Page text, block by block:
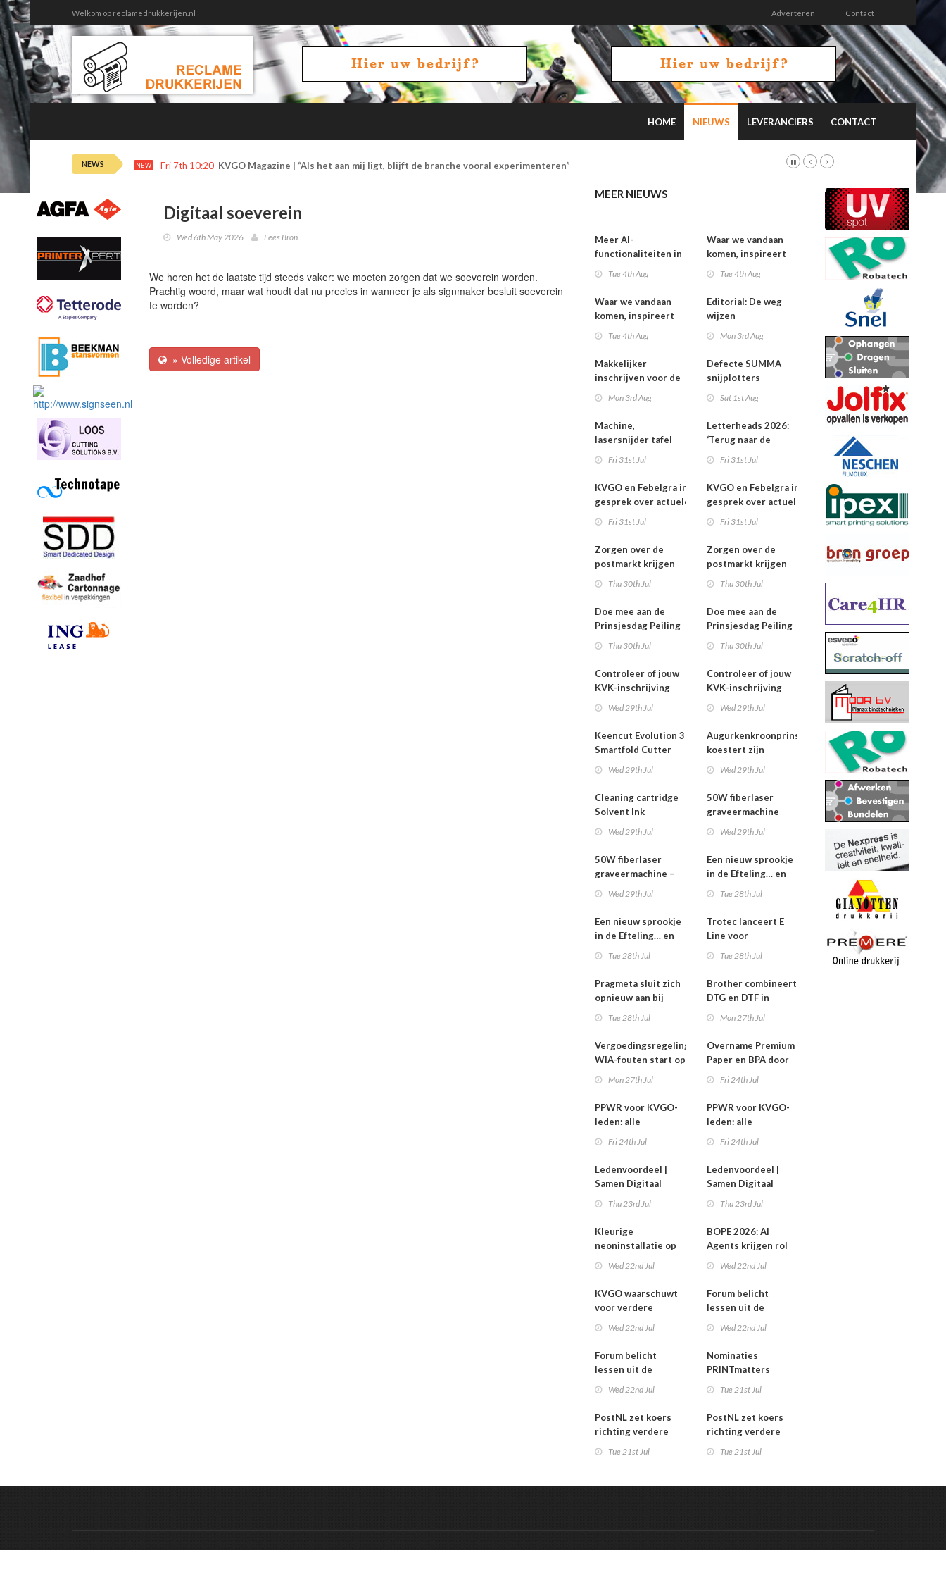
Welkom op reclamedrukkerijen.nl Adverteren Contact
HOME NIEUWS LEVERANCIERS CONTACT
NEWS NEW Fri 7th 10:20 KVGO Magazine | “Als het aan mij ligt, blijft de branche vooral experimenteren”
Digitaal soeverein
Wed 6th May 2026 Lees Bron
We horen het de laatste tijd steeds vaker: we moeten zorgen dat we soeverein worden.
Prachtig woord, maar wat houdt dat nu precies in wanneer je als signmaker besluit soeverein
te worden?
» Volledige artikel
MEER NIEUWS
Meer AI-
functionaliteiten in
Tue 4th Aug
Waar we vandaan
komen, inspireert
Tue 4th Aug
Makkelijker
inschrijven voor de
Mon 3rd Aug
Machine,
lasersnijder tafel
Fri 31st Jul
KVGO en Febelgra in
gesprek over actuele
Fri 31st Jul
Zorgen over de
postmarkt krijgen
Thu 30th Jul
Doe mee aan de
Prinsjesdag Peiling
Thu 30th Jul
Controleer of jouw
KVK-inschrijving
Wed 29th Jul
Keencut Evolution 3
Smartfold Cutter
Wed 29th Jul
Cleaning cartridge
Solvent Ink
Wed 29th Jul
50W fiberlaser
graveermachine –
Wed 29th Jul
Een nieuw sprookje
in de Efteling… en
Tue 28th Jul
Pragmeta sluit zich
opnieuw aan bij
Tue 28th Jul
Vergoedingsregeling
WIA-fouten start op
Mon 27th Jul
PPWR voor KVGO-
leden: alle
webinar
overzichtelijk op
Fri 24th Jul
Ledenvoordeel |
Samen Digitaal
Thu 23rd Jul
Kleurige
neoninstallatie op
Wed 22nd Jul
KVGO waarschuwt
voor verdere
Wed 22nd Jul
Forum belicht
lessen uit de
carrièreswitches
Wed 22nd Jul
PostNL zet koers
richting verdere
betalen de rekening
Tue 21st Jul
Waar we vandaan
komen, inspireert
Tue 4th Aug
Editorial: De weg
wijzen
Mon 3rd Aug
Defecte SUMMA
snijplotters
Sat 1st Aug
Letterheads 2026:
‘Terug naar de
Fri 31st Jul
KVGO en Febelgra in
gesprek over actuele
Fri 31st Jul
Zorgen over de
postmarkt krijgen
Thu 30th Jul
Doe mee aan de
Prinsjesdag Peiling
Thu 30th Jul
Controleer of jouw
KVK-inschrijving
Wed 29th Jul
Augurkenkroonprins
koestert zijn
Wed 29th Jul
50W fiberlaser
graveermachine
Wed 29th Jul
Een nieuw sprookje
in de Efteling… en
Tue 28th Jul
Trotec lanceert E
Line voor
sign en display
Tue 28th Jul
Brother combineert
DTG en DTF in
Mon 27th Jul
Overname Premium
Paper en BPA door
Fri 24th Jul
PPWR voor KVGO-
leden: alle
webinar
overzichtelijk op
Fri 24th Jul
Ledenvoordeel |
Samen Digitaal
Thu 23rd Jul
BOPE 2026: AI
Agents krijgen rol
Wed 22nd Jul
Forum belicht
lessen uit de
carrièreswitches
Wed 22nd Jul
Nominaties
PRINTmatters
Tue 21st Jul
PostNL zet koers
richting verdere
betalen de rekening
Tue 21st Jul